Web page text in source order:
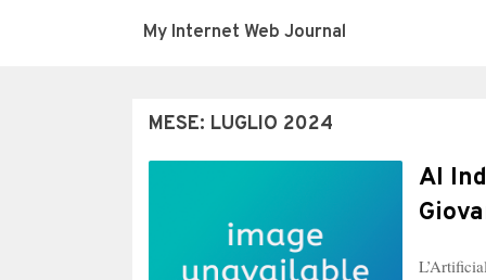
My Internet Web Journal
MESE: LUGLIO 2024
AI